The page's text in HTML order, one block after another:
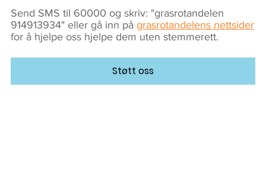
Send SMS til 60000 og skriv: "grasrotandelen
914913934" eller gå inn på grasrotandelens nettsider
for å hjelpe oss hjelpe dem uten stemmerett.
Støtt oss